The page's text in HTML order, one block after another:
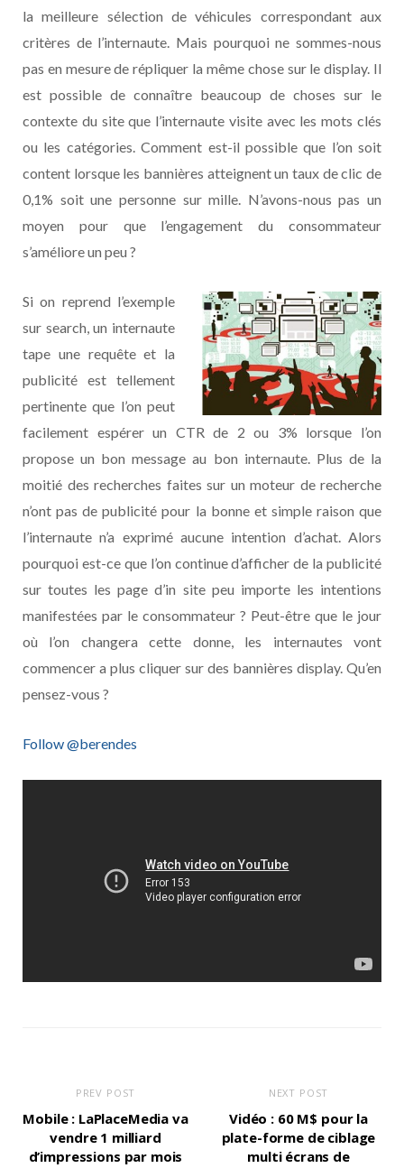
la meilleure sélection de véhicules correspondant aux
critères de l’internaute. Mais pourquoi ne sommes-nous
pas en mesure de répliquer la même chose sur le display. Il
est possible de connaître beaucoup de choses sur le
contexte du site que l’internaute visite avec les mots clés
ou les catégories. Comment est-il possible que l’on soit
content lorsque les bannières atteignent un taux de clic de
0,1% soit une personne sur mille. N’avons-nous pas un
moyen pour que l’engagement du consommateur
s’améliore un peu ?
Si on reprend l’exemple
sur search, un internaute
tape une requête et la
publicité est tellement
pertinente que l’on peut
facilement espérer un CTR de 2 ou 3% lorsque l’on
propose un bon message au bon internaute. Plus de la
moitié des recherches faites sur un moteur de recherche
n’ont pas de publicité pour la bonne et simple raison que
l’internaute n’a exprimé aucune intention d’achat. Alors
pourquoi est-ce que l’on continue d’afficher de la publicité
sur toutes les page d’in site peu importe les intentions
manifestées par le consommateur ? Peut-être que le jour
où l’on changera cette donne, les internautes vont
commencer a plus cliquer sur des bannières display. Qu’en
pensez-vous ?
Follow @berendes
PREV POST
Mobile : LaPlaceMedia va
vendre 1 milliard
d’impressions par mois
NEXT POST
Vidéo : 60 M$ pour la
plate-forme de ciblage
multi écrans de